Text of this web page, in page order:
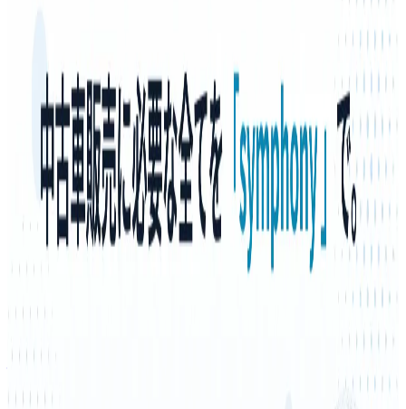
型補助金・助成金対応支援サービスです。
1→10（プロダクト成長）
募集中の求人情報
【名古屋】事業開発/コンサルタント（アソシエイ
ト）
愛知県 名古屋市
正社員
非上場（自己資金）
株式会社ファブリカコミュニケーショ
ンズ